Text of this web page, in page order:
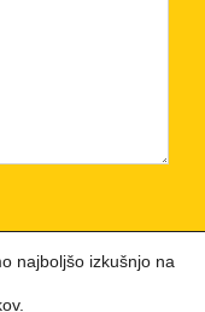
najboljšo izkušnjo na